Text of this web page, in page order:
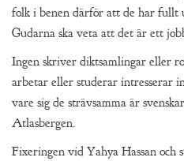
folk i benen därför att de har fullt
Gudarna ska veta att det är ett
Ingen skriver diktsamlingar eller
arbetar eller studerar intresserar
vare sig de strävsamma är
Atlasbergen.
Fixeringen vid Yahya Hassan